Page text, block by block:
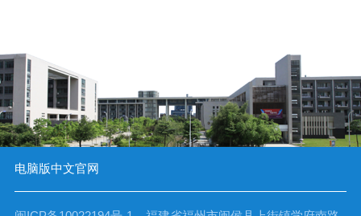
电脑版中文官网